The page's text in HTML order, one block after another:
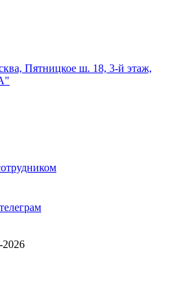
Пятницкое ш. 18, 3-й этаж,
2026